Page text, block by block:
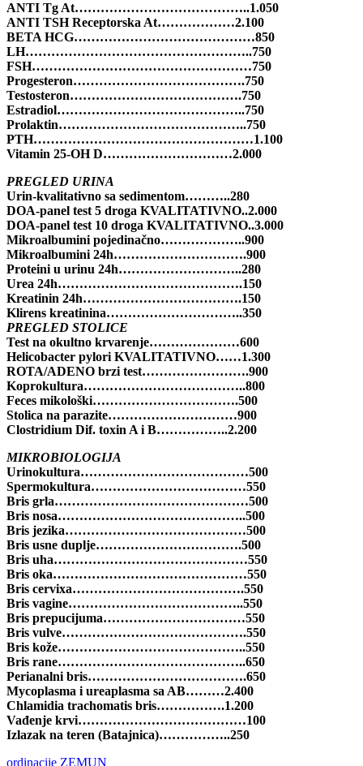
ANTI Tg At…………………………………..1.050
ANTI TSH Receptorska At………………2.100
BETA HCG……………………………………850
LH……………………………………………..750
FSH……………………………………………750
Progesteron………………………………….750
Testosteron………………………………….750
Estradiol……………………………………..750
Prolaktin……………………………………..750
PTH……………………………………………1.100
Vitamin 25-OH D…………………………2.000
PREGLED URINA
Urin-kvalitativno sa sedimentom………..280
DOA-panel test 5 droga KVALITATIVNO..2.000
DOA-panel test 10 droga KVALITATIVNO..3.000
Mikroalbumini pojedinačno………………..900
Mikroalbumini 24h………………………….900
Proteini u urinu 24h………………………..280
Urea 24h…………………………………….150
Kreatinin 24h……………………………….150
Klirens kreatinina…………………………..350
PREGLED STOLICE
Test na okultno krvarenje…………………600
Helicobacter pylori KVALITATIVNO……1.300
ROTA/ADENO brzi test…………………….900
Koprokultura………………………………..800
Feces mikološki…………………………….500
Stolica na parazite…………………………900
Clostridium Dif. toxin A i B……………..2.200
MIKROBIOLOGIJA
Urinokultura…………………………………500
Spermokultura………………………………550
Bris grla………………………………………500
Bris nosa……………………………………..500
Bris jezika……………………………………500
Bris usne duplje…………………………….500
Bris uha………………………………………550
Bris oka………………………………………550
Bris cervixa………………………………….550
Bris vagine…………………………………..550
Bris prepucijuma……………………………550
Bris vulve…………………………………….550
Bris kože……………………………………..550
Bris rane……………………………………..650
Perianalni bris……………………………….650
Mycoplasma i ureaplasma sa AB………2.400
Chlamidia trachomatis bris…………….1.200
Vađenje krvi…………………………………100
Izlazak na teren (Batajnica)……………..250
ordinacije ZEMUN